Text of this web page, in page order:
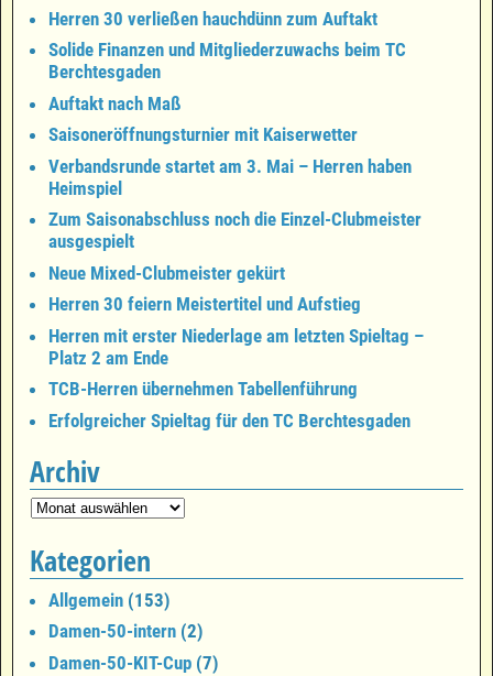
Herren 30 verließen hauchdünn zum Auftakt
Solide Finanzen und Mitgliederzuwachs beim TC
Berchtesgaden
Auftakt nach Maß
Saisoneröffnungsturnier mit Kaiserwetter
Verbandsrunde startet am 3. Mai – Herren haben
Heimspiel
Zum Saisonabschluss noch die Einzel-Clubmeister
ausgespielt
Neue Mixed-Clubmeister gekürt
Herren 30 feiern Meistertitel und Aufstieg
Herren mit erster Niederlage am letzten Spieltag –
Platz 2 am Ende
TCB-Herren übernehmen Tabellenführung
Erfolgreicher Spieltag für den TC Berchtesgaden
Archiv
Kategorien
Allgemein (153)
Damen-50-intern (2)
Damen-50-KIT-Cup (7)